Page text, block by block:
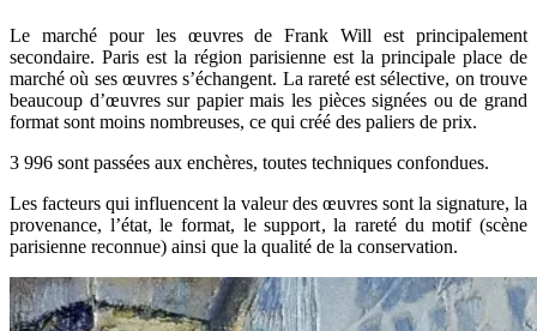
Le marché pour les œuvres de Frank Will est principalement
secondaire. Paris est la région parisienne est la principale place de
marché où ses œuvres s’échangent. La rareté est sélective, on trouve
beaucoup d’œuvres sur papier mais les pièces signées ou de grand
format sont moins nombreuses, ce qui créé des paliers de prix.
3 996 sont passées aux enchères, toutes techniques confondues.
Les facteurs qui influencent la valeur des œuvres sont la signature, la
provenance, l’état, le format, le support, la rareté du motif (scène
parisienne reconnue) ainsi que la qualité de la conservation.